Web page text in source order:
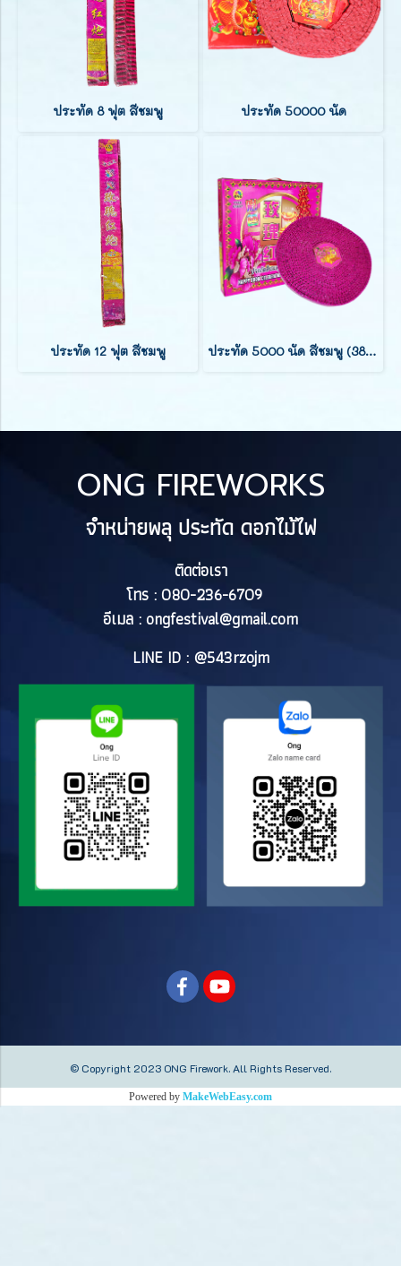
ประทัด 8 ฟุต สีชมพู ประทัด 50000 นัด
ประทัด 12 ฟุต สีชมพู ประทัด 5000 นัด สีชมพู (38 ฟุต)
ONG FIREWORKS
จำหน่ายพลุ ประทัด ดอกไม้ไฟ
ติดต่อเรา
โทร : 080-236-6709
อีเมล : ongfestival@gmail.com
LINE ID : @543rzojm
© Copyright 2023 ONG Firework.All Rights Reserved.
Powered by MakeWebEasy.com